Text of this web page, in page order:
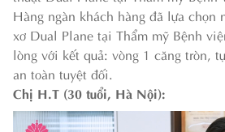
Hàng ngàn khách hàng đã lựa chọn
xơ Dual Plane tại Thẩm mỹ Bệnh
lòng với kết quả: vòng 1 căng tròn,
an toàn tuyệt đối.
Chị H.T (30 tuổi, Hà Nội):